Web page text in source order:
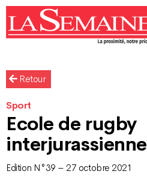
Retour
Sport
Ecole de rugby
interjurassienne
Edition N°39 – 27 octobre 2021